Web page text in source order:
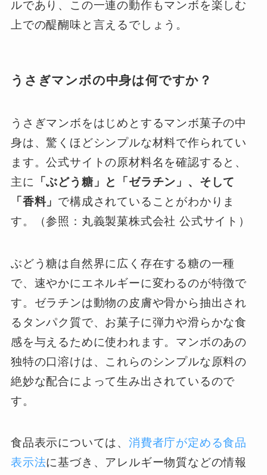
ルであり、この一連の動作もマンボを楽しむ
上での醍醐味と言えるでしょう。
うさぎマンボの中身は何ですか？
うさぎマンボをはじめとするマンボ菓子の中
身は、驚くほどシンプルな材料で作られてい
ます。公式サイトの原材料名を確認すると、
主に
「ぶどう糖」と「ゼラチン」、そして
「香料」 で構成されていることがわかりま
す。（参照：丸義製菓株式会社 公式サイト）
ぶどう糖は自然界に広く存在する糖の一種
で、速やかにエネルギーに変わるのが特徴で
す。ゼラチンは動物の皮膚や骨から抽出され
るタンパク質で、お菓子に弾力や滑らかな食
感を与えるために使われます。マンボのあの
独特の口溶けは、これらのシンプルな原料の
絶妙な配合によって生み出されているので
す。
食品表示については、 消費者庁が定める食品
表示法に基づき、アレルギー物質などの情報